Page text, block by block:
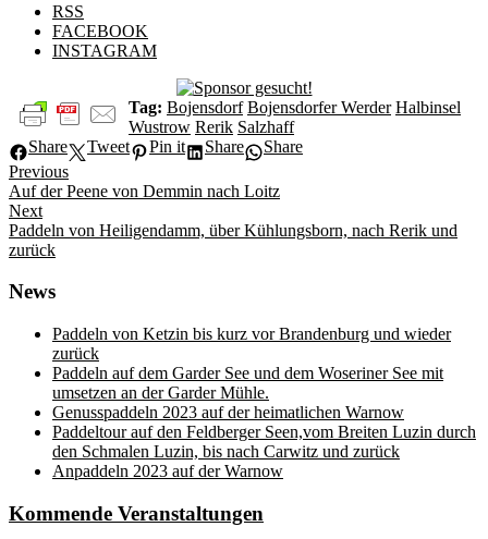
RSS
FACEBOOK
INSTAGRAM
Tag: Bojensdorf Bojensdorfer Werder Halbinsel
Wustrow Rerik Salzhaff
Share
Tweet Pin it Share Share
Beitragsnavigation
Previous
Previous
post:
Auf der Peene von Demmin nach Loitz
Next
Next
post:
Paddeln von Heiligendamm, über Kühlungsborn, nach Rerik und
zurück
News
Paddeln von Ketzin bis kurz vor Brandenburg und wieder
zurück
Paddeln auf dem Garder See und dem Woseriner See mit
umsetzen an der Garder Mühle.
Genusspaddeln 2023 auf der heimatlichen Warnow
Paddeltour auf den Feldberger Seen,vom Breiten Luzin durch
den Schmalen Luzin, bis nach Carwitz und zurück
Anpaddeln 2023 auf der Warnow
Kommende Veranstaltungen